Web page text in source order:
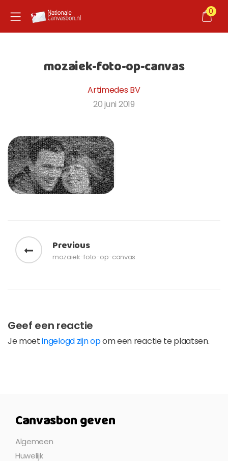
child menu
0
mozaiek-foto-op-canvas
Artimedes BV
20 juni 2019
Previous
mozaiek-foto-op-canvas
Geef een reactie
Je moetingelogd zijn opom een reactie te plaatsen.
Canvasbon geven
Algemeen
Huwelijk